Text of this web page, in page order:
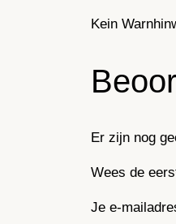
Kein
Er zijn nog
Wees de
Je e-